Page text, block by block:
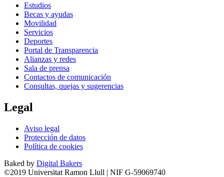
Estudios
Becas y ayudas
Movilidad
Servicios
Deportes
Portal de Transparencia
Alianzas y redes
Sala de prensa
Contactos de comunicación
Consultas, quejas y sugerencias
Legal
Aviso legal
Protección de datos
Política de cookies
Baked by Digital Bakers
©2019 Universitat Ramon Llull | NIF G-59069740